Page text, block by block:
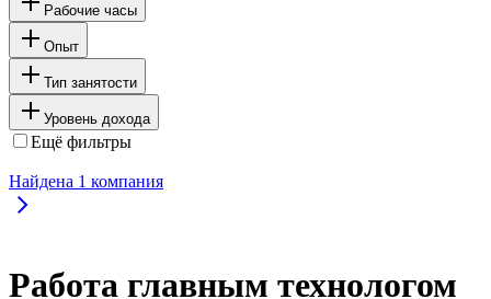
Рабочие часы
Опыт
Тип занятости
Уровень дохода
Ещё фильтры
Найдена 1 компания
Работа главным технологом